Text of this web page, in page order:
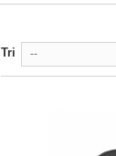
Tri --